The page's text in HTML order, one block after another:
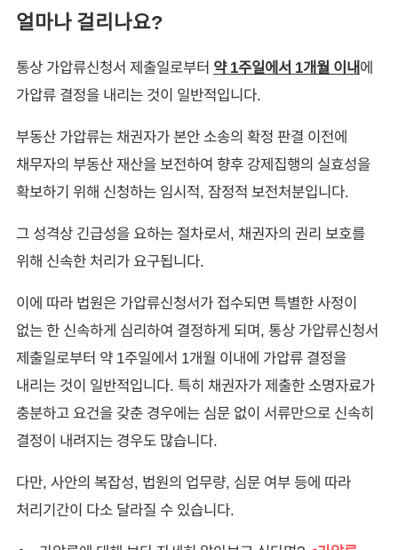
얼마나 걸리나요?
통상 가압류신청서 제출일로부터 약 1주일에서 1개월 이내에
가압류 결정을 내리는 것이 일반적입니다.
부동산 가압류는 채권자가 본안 소송의 확정 판결 이전에
채무자의 부동산 재산을 보전하여 향후 강제집행의 실효성을
확보하기 위해 신청하는 임시적, 잠정적 보전처분입니다.
그 성격상 긴급성을 요하는 절차로서, 채권자의 권리 보호를
위해 신속한 처리가 요구됩니다.
이에 따라 법원은 가압류신청서가 접수되면 특별한 사정이
없는 한 신속하게 심리하여 결정하게 되며, 통상 가압류신청서
제출일로부터 약 1주일에서 1개월 이내에 가압류 결정을
내리는 것이 일반적입니다. 특히 채권자가 제출한 소명자료가
충분하고 요건을 갖춘 경우에는 심문 없이 서류만으로 신속히
결정이 내려지는 경우도 많습니다.
다만, 사안의 복잡성, 법원의 업무량, 심문 여부 등에 따라
처리기간이 다소 달라질 수 있습니다.